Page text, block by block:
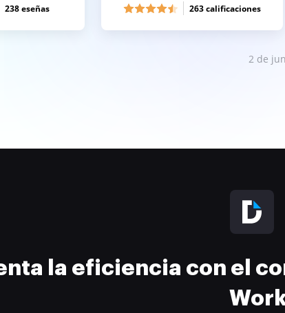
238 eseñas
263 calificaciones
2 de
la eficiencia con el